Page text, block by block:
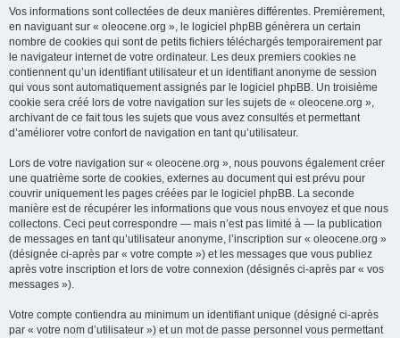
Vos informations sont collectées de deux manières différentes. Premièrement,
en naviguant sur « oleocene.org », le logiciel phpBB génèrera un certain
nombre de cookies qui sont de petits fichiers téléchargés temporairement par
le navigateur internet de votre ordinateur. Les deux premiers cookies ne
contiennent qu’un identifiant utilisateur et un identifiant anonyme de session
qui vous sont automatiquement assignés par le logiciel phpBB. Un troisième
cookie sera créé lors de votre navigation sur les sujets de « oleocene.org »,
archivant de ce fait tous les sujets que vous avez consultés et permettant
d’améliorer votre confort de navigation en tant qu’utilisateur.
Lors de votre navigation sur « oleocene.org », nous pouvons également créer
une quatrième sorte de cookies, externes au document qui est prévu pour
couvrir uniquement les pages créées par le logiciel phpBB. La seconde
manière est de récupérer les informations que vous nous envoyez et que nous
collectons. Ceci peut correspondre — mais n’est pas limité à — la publication
de messages en tant qu’utilisateur anonyme, l’inscription sur « oleocene.org »
(désignée ci-après par « votre compte ») et les messages que vous publiez
après votre inscription et lors de votre connexion (désignés ci-après par « vos
messages »).
Votre compte contiendra au minimum un identifiant unique (désigné ci-après
par « votre nom d’utilisateur ») et un mot de passe personnel vous permettant